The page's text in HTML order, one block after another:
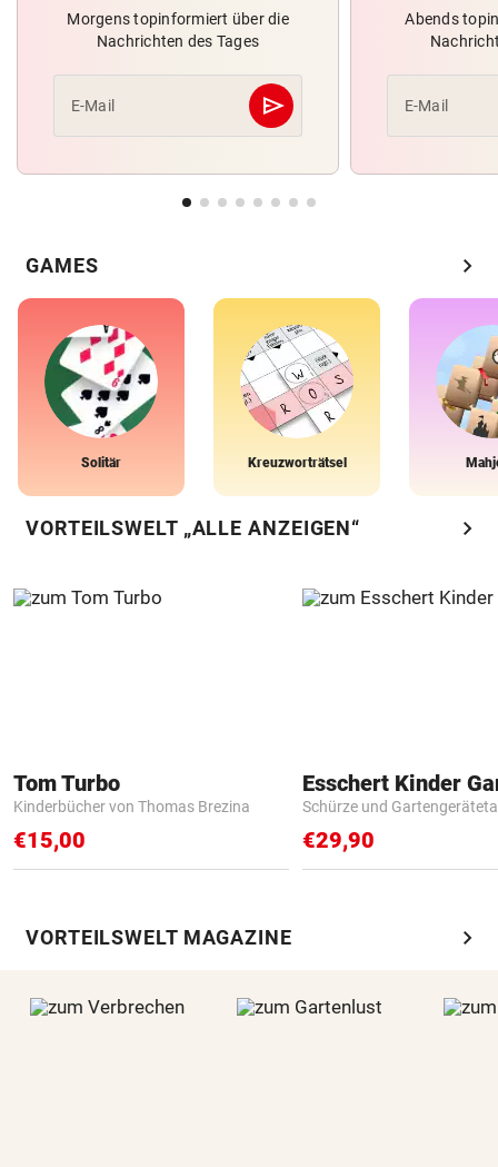
Morgens topinformiert über die
Nachrichten des Tages
E-Mail send
Abschicken
Abends
E-Mail
GAMES chevron_right
Solitär Kreuzworträtsel
VORTEILSWELT „ALLE ANZEIGEN“ chevron_right
Tom Turbo
Kinderbücher von Thomas Brezina
€15,00
Schürze und
€29,90
VORTEILSWELT MAGAZINE chevron_right